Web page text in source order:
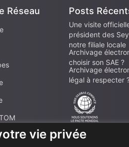
Réseau
Orient
Posts
Une visite
président des
notre filiale locale
Archivage
choisir son SAE ?
Archivage
légal à respecter
vie privée